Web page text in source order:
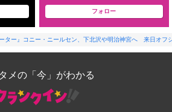
フォロー
ーター』コニー・ニールセン、下北沢や明治神宮へ 来日オフ
メの「今」がわかる